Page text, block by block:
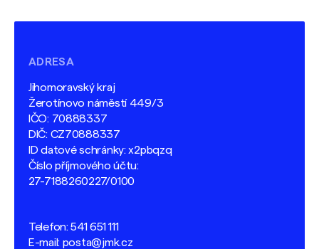
ADRESA
Jihomoravský kraj
Žerotínovo náměstí 449/3
IČO: 70888337
DIČ: CZ70888337
ID datové schránky: x2pbqzq
Číslo příjmového účtu:
27-7188260227/0100
Telefon:541 651 111
E-mail: posta@jmk.cz